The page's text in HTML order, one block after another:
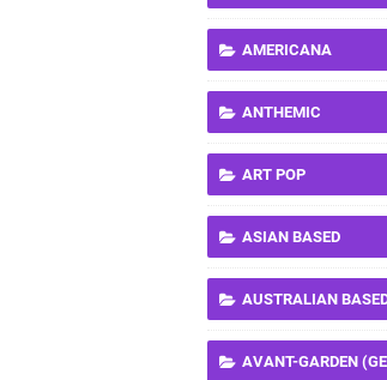
AMERICANA
ANTHEMIC
ART POP
ASIAN BASED
AUSTRALIAN
AVANT-GARDEN